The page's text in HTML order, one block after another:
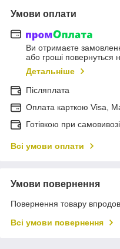
Умови оплати
Ви отримаєте
або гроші повернуться
Детальніше
Післяплата
Оплата карткою Visa,
Готівкою при
Всі умови оплати
Умови повернення
Повернення товару
Всі умови повернення